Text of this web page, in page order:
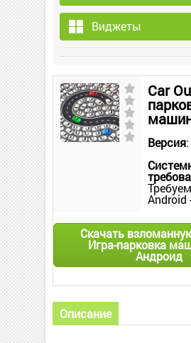
Виджеты
Car
Версия
Скачать
Игра-парковка
Андроид
Описание